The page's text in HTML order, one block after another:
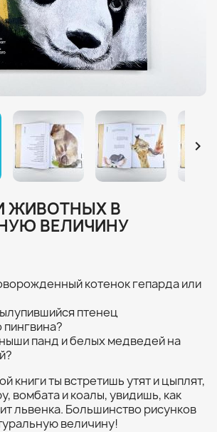

ЖИВОТНЫХ В
ВЕЛИЧИНУ
котенок гепарда или
птенец
панд и белых медведей на
книги ты встретишь утят и цыплят,
вомбата и коалы, увидишь, как
львенка. Большинство рисунков
величину!